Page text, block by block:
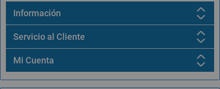
Información
Servicio al Cliente
Mi Cuenta